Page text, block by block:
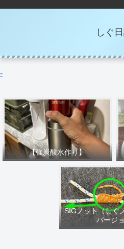
しぐ
-
【強炭酸水作り】
SIGノット（しぐ
バージ